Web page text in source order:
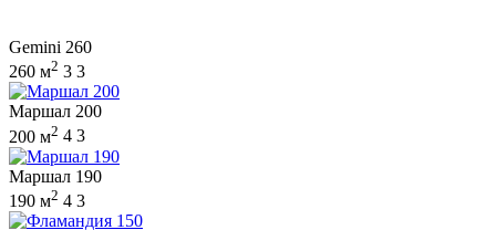
Gemini 260
260 м2 3 3
Маршал 200
200 м2 4 3
Маршал 190
190 м2 4 3